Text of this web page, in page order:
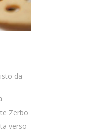
da
Zerbo
verso